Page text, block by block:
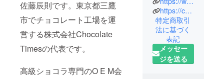
佐藤辰則です。東京都三鷹
市でチョコレート工場を運
営する株式会社Chocolate
Timesの代表です。
高級ショコラ専門のO E M会
東京都三鷹
市で有名
ショコラ
ティエや高
級ホテルの
チョコレー
https://chocolate-times.co.jp/
特定商取引
法に基づく
表記
メッセー
ジを送る